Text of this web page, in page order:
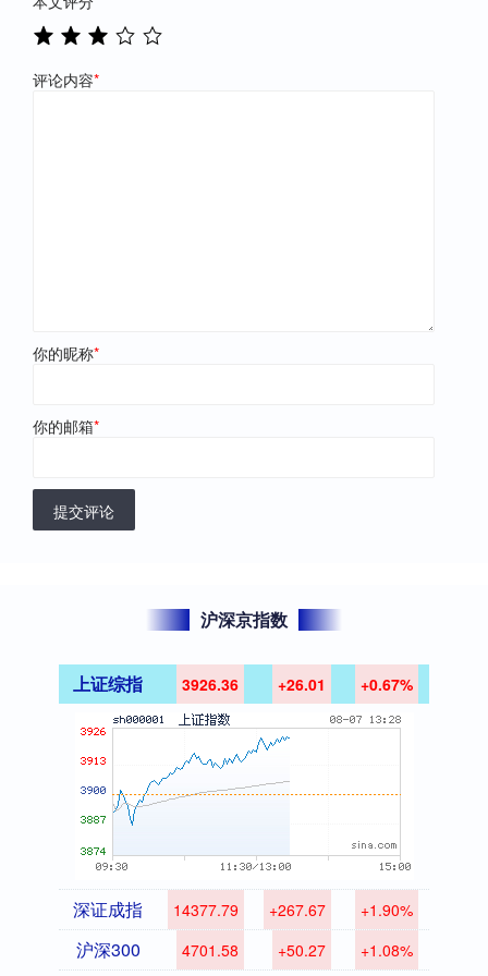
评论内容*
你的昵称*
你的邮箱*
提交评论
沪深京指数
上证综指 3926.36 +26.01 +0.67%
深证成指 14377.79 +267.67 +1.90%
沪深300 4701.58 +50.27 +1.08%